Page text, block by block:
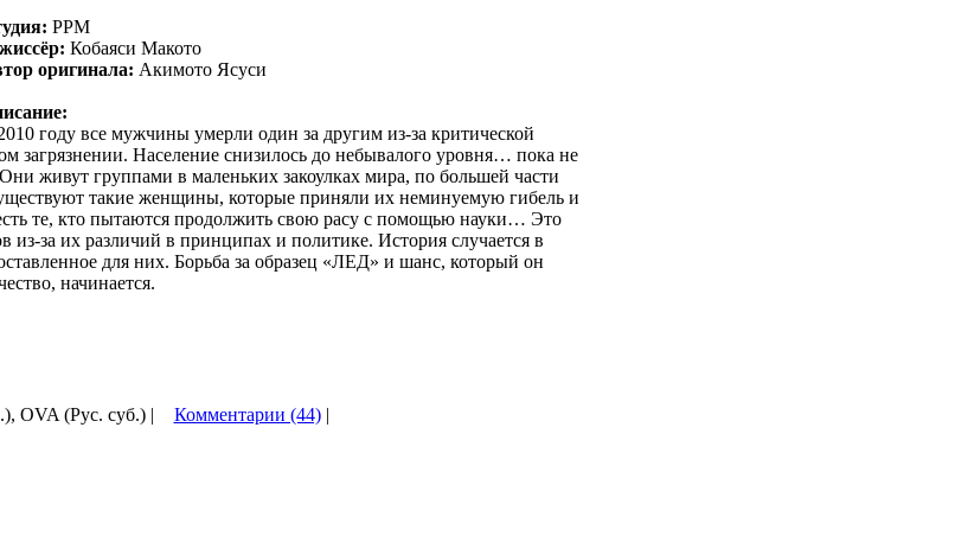
PPM
Кобаяси Макото
оригинала: Акимото Ясуси
году все мужчины умерли один за другим из-за критической
загрязнении. Население снизилось до небывалого уровня… пока не
живут группами в маленьких закоулках мира, по большей части
такие женщины, которые приняли их неминуемую гибель и
те, кто пытаются продолжить свою расу с помощью науки… Это
из-за их различий в принципах и политике. История случается в
для них. Борьба за образец «ЛЕД» и шанс, который он
начинается.
OVA (Рус. суб.) | Комментарии (44)|